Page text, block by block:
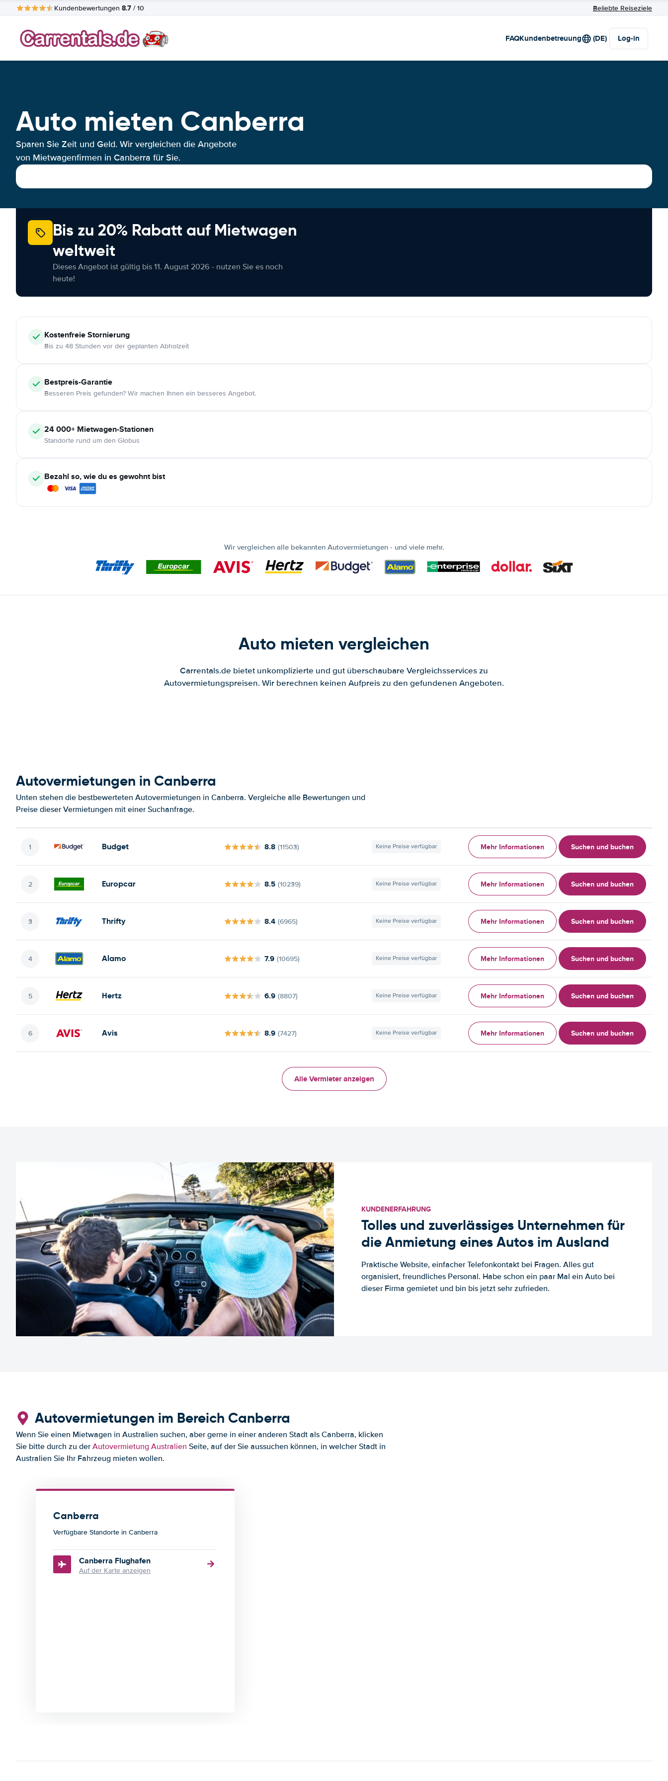
Kundenbewertungen 8.7 / 10 Beliebte Reiseziele
FAQKundenbetreuung (DE) Log-in
Auto mieten Canberra
Sparen Sie Zeit und Geld. Wir vergleichen die Angebote
von Mietwagenfirmen in Canberra für Sie.
Bis zu 20% Rabatt auf Mietwagen
weltweit
Dieses Angebot ist gültig bis 11. August 2026 - nutzen Sie es noch
heute!
KostenfreieStornierung
Bis zu 48 Stunden vor der geplanten Abholzeit
Bestpreis-Garantie
Besseren Preis gefunden? Wir machen Ihnen ein besseres Angebot.
24 000+ Mietwagen-Stationen
Standorte rund um den Globus
Bezahl so, wie du es gewohnt bist
Wir vergleichen alle bekannten Autovermietungen - und viele mehr.
Auto mieten vergleichen
Carrentals.de bietet unkomplizierte und gut überschaubare Vergleichsservices zu
Autovermietungspreisen. Wir berechnen keinen Aufpreis zu den gefundenen Angeboten.
Autovermietungen in Canberra
Unten stehen die bestbewerteten Autovermietungen in Canberra. Vergleiche alle Bewertungen und
Preise dieser Vermietungen mit einer Suchanfrage.
Budget 8.8 (11503) Keine Preise verfügbar Mehr Informationen Suchen und buchen
Europcar 8.5 (10239) Keine Preise verfügbar Mehr Informationen Suchen und buchen
Thrifty 8.4 (6965) Keine Preise verfügbar Mehr Informationen Suchen und buchen
Alamo 7.9 (10695) Keine Preise verfügbar Mehr Informationen Suchen und buchen
Hertz 6.9 (8807) Keine Preise verfügbar Mehr Informationen Suchen und buchen
Avis 8.9 (7427) Keine Preise verfügbar Mehr Informationen Suchen und buchen
Alle Vermieter anzeigen
KUNDENERFAHRUNG
Tolles und zuverlässiges Unternehmen für
die Anmietung eines Autos im Ausland
Praktische Website, einfacher Telefonkontakt bei Fragen. Alles gut
organisiert, freundliches Personal. Habe schon ein paar Mal ein Auto bei
dieser Firma gemietet und bin bis jetzt sehr zufrieden.
Autovermietungen im Bereich Canberra
Wenn Sie einen Mietwagen in Australien suchen, aber gerne in einer anderen Stadt als Canberra, klicken
Sie bitte durch zu derAutovermietung Australien Seite, auf der Sie aussuchen können, in welcher Stadt in
Australien Sie Ihr Fahrzeug mieten wollen.
Canberra
Verfügbare Standorte in Canberra
Canberra Flughafen
Auf der Karte anzeigen